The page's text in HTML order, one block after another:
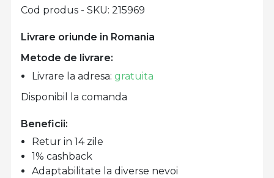
Livrare oriunde in Romania
Cod produs - SKU 215969
Metode de livrare:
Livrare la adresa:gratuita
Disponibil la comanda
Beneficii:
Retur in 14 zile
1% cashback
Adaptabilitate la diverse nevoi